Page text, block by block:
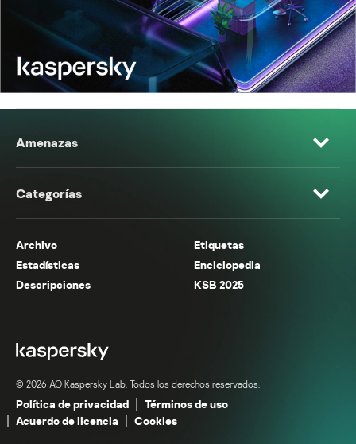
Amenazas
Categorías
Archivo
Etiquetas
Estadísticas
Enciclopedia
Descripciones
KSB 2025
© 2026 AO Kaspersky Lab. Todos los derechos reservados.
Política de privacidad
Términos de uso
Acuerdo de licencia
Cookies